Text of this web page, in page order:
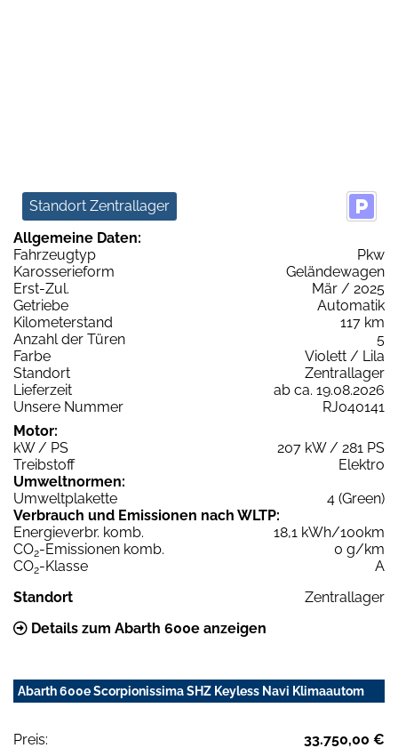
Standort Zentrallager
Allgemeine Daten:
Fahrzeugtyp
Pkw
Karosserieform
Geländewagen
Erst-Zul.
Mär / 2025
Getriebe
Automatik
Kilometerstand
117 km
Anzahl der Türen
5
Farbe
Violett / Lila
Standort
Zentrallager
Lieferzeit
ab ca. 19.08.2026
Unsere Nummer
RJ040141
Motor:
kW / PS
207 kW / 281 PS
Treibstoff
Elektro
Umweltnormen:
Umweltplakette
4 (Green)
Verbrauch und Emissionen nach WLTP:
Energieverbr. komb.
18,1 kWh/100km
CO2-Emissionen komb.
0 g/km
CO2-Klasse
A
Standort
Zentrallager
Details zum Abarth 600e anzeigen
Abarth 600e Scorpionissima SHZ Keyless Navi Klimaautom
Preis: 33.750,00 €